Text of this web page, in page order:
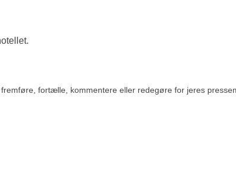
fortælle, kommentere eller redegøre for jeres